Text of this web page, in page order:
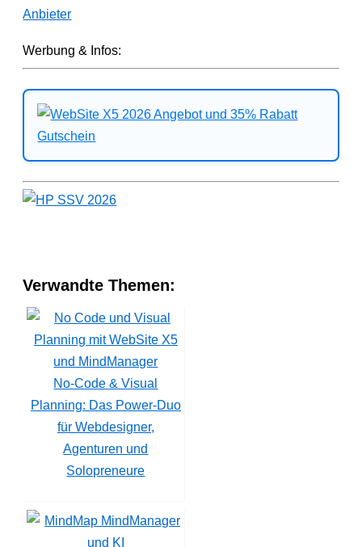
Anbieter
Werbung & Infos:
Verwandte Themen:
No-Code & Visual
Planning: Das Power-Duo
für Webdesigner,
Agenturen und
Solopreneure